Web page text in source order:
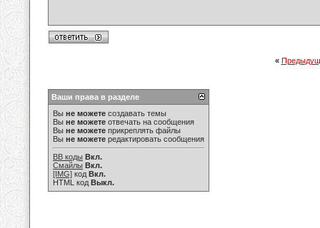
«
Ваши права в разделе
Вы не можете создавать темы
Вы не можете отвечать на сообщения
Вы не можете прикреплять файлы
Вы не можете редактировать сообщения
BB коды Вкл.
Смайлы Вкл.
[IMG] код Вкл.
HTML код Выкл.